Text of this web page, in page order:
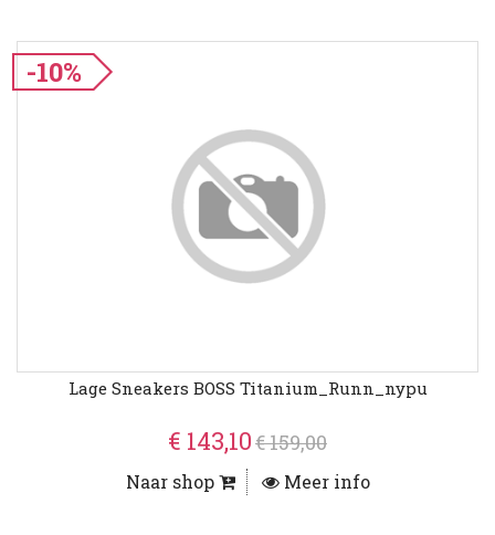
-10%
Lage Sneakers BOSS Titanium_Runn_nypu
€ 143,10€ 159,00
Naar shop Meer info